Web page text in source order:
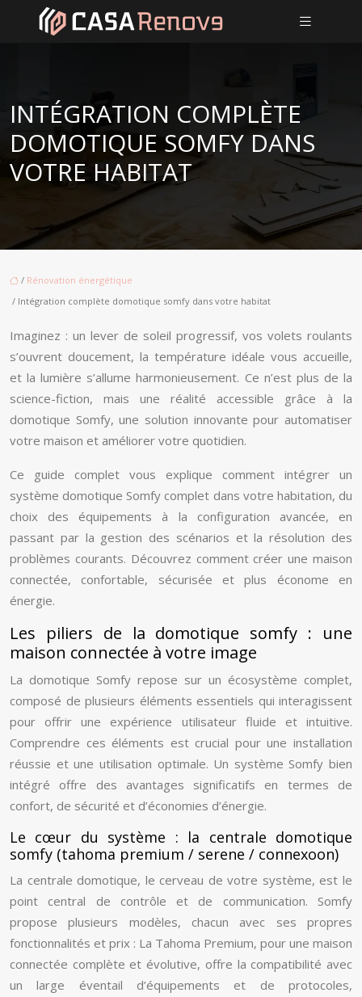
INTÉGRATION COMPLÈTE
DOMOTIQUE SOMFY DANS
VOTRE HABITAT
/ Rénovation énergétique
/ Intégration complète domotique somfy dans votre habitat
Imaginez : un lever de soleil progressif, vos volets roulants
s’ouvrent doucement, la température idéale vous accueille,
et la lumière s’allume harmonieusement. Ce n’est plus de la
science-fiction, mais une réalité accessible grâce à la
domotique Somfy, une solution innovante pour automatiser
votre maison et améliorer votre quotidien.
Ce guide complet vous explique comment intégrer un
système domotique Somfy complet dans votre habitation, du
choix des équipements à la configuration avancée, en
passant par la gestion des scénarios et la résolution des
problèmes courants. Découvrez comment créer une maison
connectée, confortable, sécurisée et plus économe en
énergie.
Les piliers de la domotique somfy : une
maison connectée à votre image
La domotique Somfy repose sur un écosystème complet,
composé de plusieurs éléments essentiels qui interagissent
pour offrir une expérience utilisateur fluide et intuitive.
Comprendre ces éléments est crucial pour une installation
réussie et une utilisation optimale. Un système Somfy bien
intégré offre des avantages significatifs en termes de
confort, de sécurité et d’économies d’énergie.
Le cœur du système : la centrale domotique
somfy (tahoma premium / serene / connexoon)
La centrale domotique, le cerveau de votre système, est le
point central de contrôle et de communication. Somfy
propose plusieurs modèles, chacun avec ses propres
fonctionnalités et prix : La Tahoma Premium, pour une maison
connectée complète et évolutive, offre la compatibilité avec
un large éventail d’équipements et de protocoles,